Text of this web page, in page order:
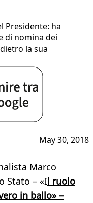
Presidente: ha
di nomina dei
la sua
May 30, 2018
Marco
Stato – «Il ruolo
in ballo» –